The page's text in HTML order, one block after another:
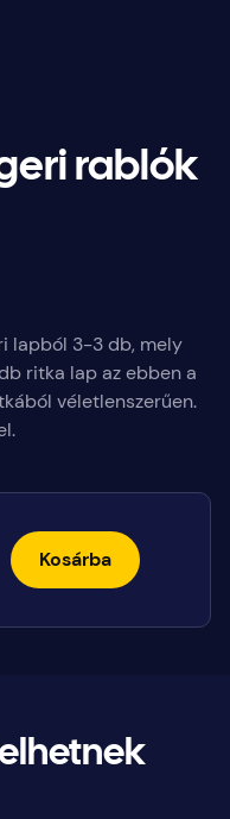
rablók
lapból 3-3 db, mely
ritka lap az ebben a
véletlenszerűen.
Kosárba